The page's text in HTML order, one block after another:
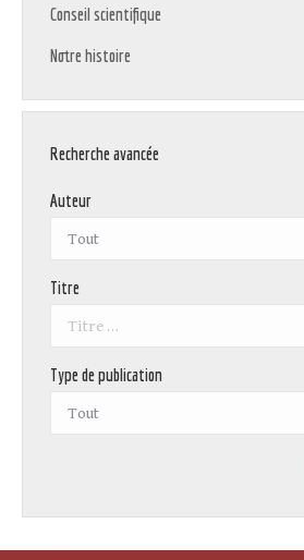
Conseil scientifique
Notre histoire
Recherche avancée
Auteur
Titre
Type de publication